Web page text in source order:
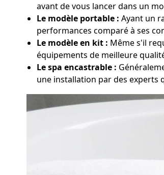
avant de vous lancer dans un
Le modèle portable : Ayant un
performances comparé à ses
Le modèle en kit : Même s'il
équipements de meilleure
Le spa encastrable :
une installation par des experts